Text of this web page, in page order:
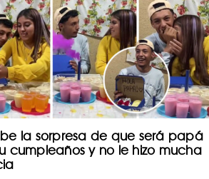
la sorpresa de que será papá
cumpleaños y no le hizo mucha